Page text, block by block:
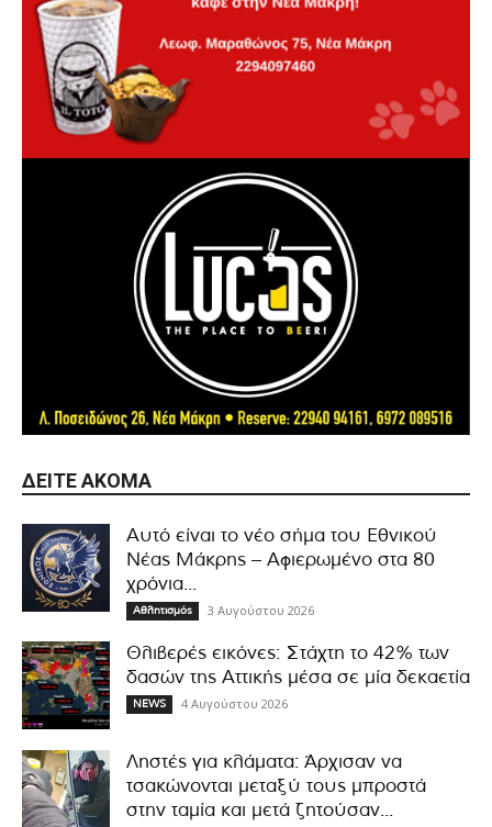
ΔΕΊΤΕ ΑΚΌΜΑ
Αυτό είναι το νέο σήμα του Εθνικού
Νέας Μάκρης – Αφιερωμένο στα 80
χρόνια...
Αθλητισμός 3 Αυγούστου 2026
Θλιβερές εικόνες: Στάχτη το 42% των
δασών της Αττικής μέσα σε μία δεκαετία
NEWS 4 Αυγούστου 2026
Ληστές για κλάματα: Άρχισαν να
τσακώνονται μεταξύ τους μπροστά
στην ταμία και μετά ζητούσαν...